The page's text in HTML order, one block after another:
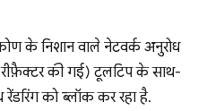
के निशान वाले नेटवर्क अनुरोध
की गई) टूलटिप के साथ-
रेंडरिंग को ब्लॉक कर रहा है.